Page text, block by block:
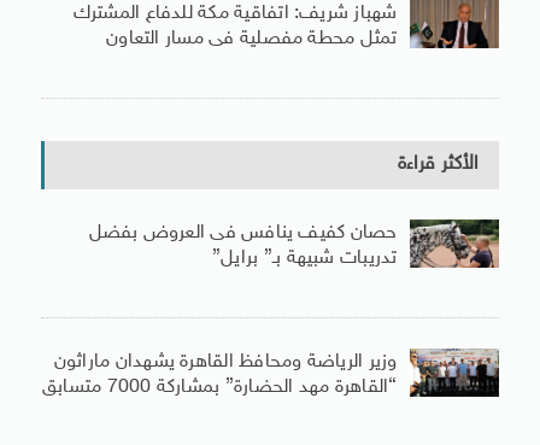
شهباز شريف: اتفاقية مكة للدفاع المشترك
تمثل محطة مفصلية فى مسار التعاون
الأكثر قراءة
حصان كفيف ينافس فى العروض بفضل
تدريبات شبيهة بـ” برايل”
وزير الرياضة ومحافظ القاهرة يشهدان ماراثون
“القاهرة مهد الحضارة” بمشاركة 7000 متسابق